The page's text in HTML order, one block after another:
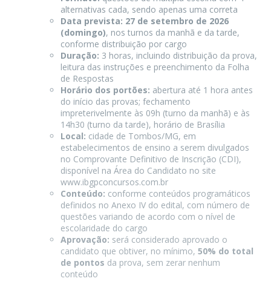
alternativas cada, sendo apenas uma correta
Data prevista: 27 de setembro de 2026
(domingo), nos turnos da manhã e da tarde,
conforme distribuição por cargo
Duração: 3 horas, incluindo distribuição da prova,
leitura das instruções e preenchimento da Folha
de Respostas
Horário dos portões: abertura até 1 hora antes
do início das provas; fechamento
impreterivelmente às 09h (turno da manhã) e às
14h30 (turno da tarde), horário de Brasília
Local: cidade de Tombos/MG, em
estabelecimentos de ensino a serem divulgados
no Comprovante Definitivo de Inscrição (CDI),
disponível na Área do Candidato no site
www.ibgpconcursos.com.br
Conteúdo: conforme conteúdos programáticos
definidos no Anexo IV do edital, com número de
questões variando de acordo com o nível de
escolaridade do cargo
Aprovação: será considerado aprovado o
candidato que obtiver, no mínimo, 50% do total
de pontos da prova, sem zerar nenhum
conteúdo